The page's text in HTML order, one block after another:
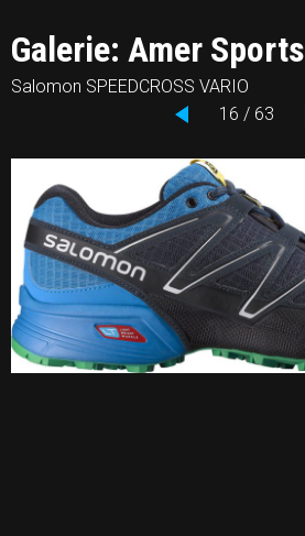
Galerie: Amer Sports
Salomon SPEEDCROSS VARIO
16 / 63